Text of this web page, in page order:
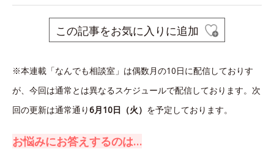
この記事をお気に入りに追加
※本連載「なんでも相談室」は偶数月の10日に配信しておりす
が、今回は通常とは異なるスケジュールで配信しております。 次
回の更新は通常通り6月10日（火） を予定しております。
お悩みにお答えするのは…